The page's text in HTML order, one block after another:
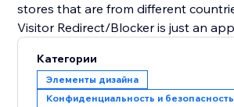
stores that are from different
Visitor Redirect/Blocker is just an
Категории
Элементы дизайна
Конфиденциальность и безопасность